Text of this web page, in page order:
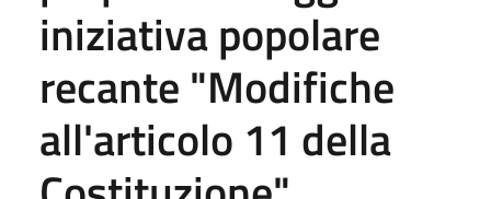
iniziativa popolare
recante "Modifiche
all'articolo 11 della